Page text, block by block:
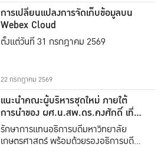
การเปลี่ยนแปลงการจัดเก็บข้อมูลบน
Webex Cloud
ตั้งแต่วันที่ 31 กรกฎาคม 2569
22 กรกฎาคม 2569
แนะนำคณะผู้บริหารชุดใหม่ ภายใต้
การนำของ ผศ.น.สพ.ดร.คงศักดิ์ เที่ยง
ธรรม
รักษาการแทนอธิการบดีมหาวิทยาลัย
เกษตรศาสตร์ พร้อมด้วยรองอธิการบดีทั้ง